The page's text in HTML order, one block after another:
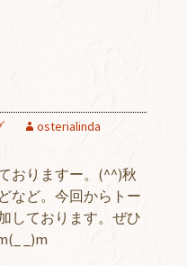
osterialinda
おりますー。(^^)秋
など。今回からトー
しております。ぜひ
_)m